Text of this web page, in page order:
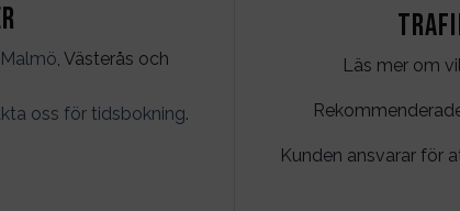
Malmö , Västerås och
oss för tidsbokning.
Läs mer om
Kunden ansvarar för